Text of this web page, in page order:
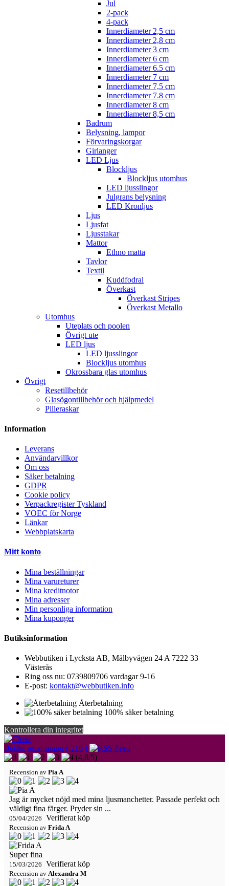
Jul
2-pack
4-pack
Innerdiameter 2,5 cm
Innerdiameter 2,8 cm
Innerdiameter 3 cm
Innerdiameter 6 cm
Innerdiameter 6.5 cm
Innerdiameter 7 cm
Innerdiameter 7,5 cm
Innerdiameter 7.8 cm
Innerdiameter 8 cm
Innerdiameter 8,5 cm
Badrum
Belysning, lampor
Förvaringskorgar
Girlanger
LED Ljus
Blockljus
Blockljus utomhus
LED ljusslingor
Julgrans belysning
LED Kronljus
Ljus
Ljusfat
Ljusstakar
Mattor
Ethno matta
Tavlor
Textil
Kuddfodral
Överkast
Överkast Stripes
Överkast Metallo
Utomhus
Uteplats och poolen
Övrigt ute
LED ljus
LED ljusslingor
Blockljus utomhus
Okrossbara glas utomhus
Övrigt
Resetillbehör
Glasögontillbehör och hjälpmedel
Pilleraskar
Information
Leverans
Användarvillkor
Om oss
Säker betalning
GDPR
Cookie policy
Verpackregister Tyskland
VOEC för Norge
Länkar
Webbplatskarta
Mitt konto
Mina beställningar
Mina varureturer
Mina kreditnotor
Mina adresser
Min personliga information
Mina kuponger
Butiksinformation
Webbutiken i Lycksta AB, Mälbyvägen 24 A 7222 33
Västerås
Ring oss nu: 0739809706 vardagar 9-16
E-post: kontakt@webbutiken.info
Återbetalning
100% säker betalning
Kontrollera din integritet
Butiks recensioner ( 216 )
(4,8/5)
Recension av Pia A
Jag är mycket nöjd med mina ljusmanchetter. Passade perfekt och
väldigt fina färger. Pryder sin ...
05/04/2026 Verifierat köp
Recension av Frida A
Super fina
15/03/2026 Verifierat köp
Recension av Alexandra M